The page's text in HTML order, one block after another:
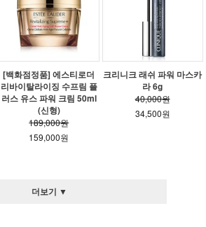
[백화점정품] 에스티로더
리바이탈라이징 수프림 플
러스 유스 파워 크림 50ml
(신형)
189,000원
159,000원
크리니크 래쉬 파워 마스카
라 6g
40,000원
34,500원
더보기 ▼